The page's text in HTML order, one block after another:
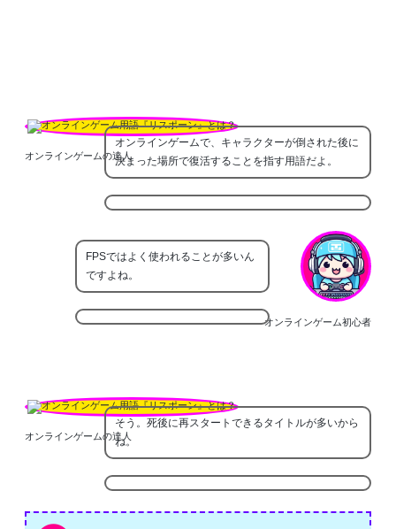
オンラインゲームの達人
オンラインゲームで、キャラクターが倒された後に
決まった場所で復活することを指す用語だよ。
オンラインゲーム初心者
FPSではよく使われることが多いん
ですよね。
オンラインゲームの達人
そう。死後に再スタートできるタイトルが多いから
ね。